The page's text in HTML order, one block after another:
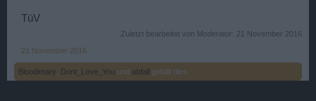
TüV
Zuletzt bearbeitet von Moderator: 21 November 2016
21 November 2016
Bloodimary Dont_Love_You und abfall gefällt dies.